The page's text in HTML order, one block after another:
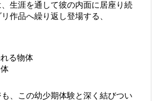
生涯を通して彼の内面に居座り続
作品へ繰り返し登場する、
る物体
、この幼少期体験と深く結びつい